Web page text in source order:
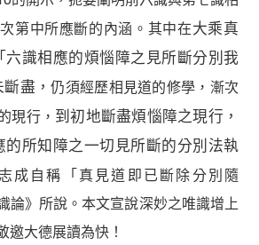
第中所應斷的內涵。其中在大乘真
六識相應的煩惱障之見所斷分別我
斷盡，仍須經歷相見道的修學，漸次
現行， 到初地斷盡煩惱障之現行，
的所知障之一切見所斷的分別法執
成自稱「真見道即已斷除分別隨
論》所說。本文宣說深妙之唯識增上
邀大德展讀為快！